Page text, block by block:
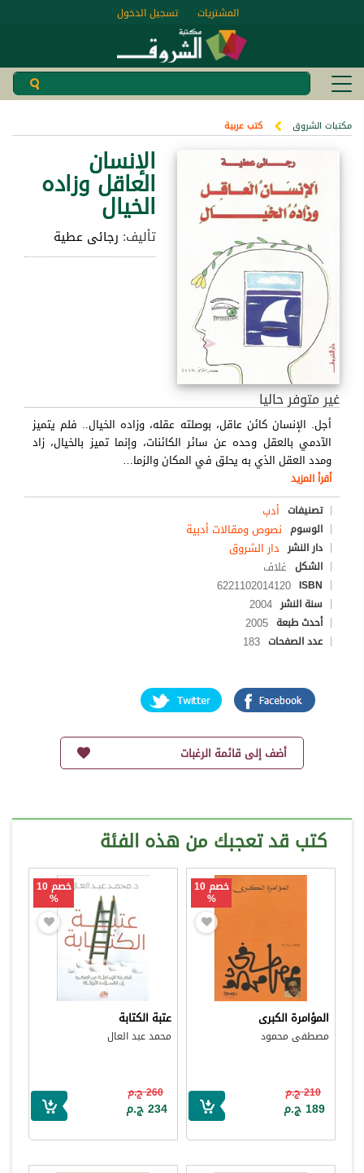
تسجيل الدخول المشتريات
مكتبات الشروق كتب عربية
الإنسان
العاقل وزاده
الخيال
تأليف: رجائى عطية
غير متوفر حاليا
أجل. الإنسان كائن عاقل، بوصلته عقله، وزاده الخيال.. فلم يتميز
الآدمي بالعقل وحده عن سائر الكائنات، وإنما تميز بالخيال، زاد
ومدد العقل الذي به يحلق في المكان والزما…
أقرأ المزيد
تصنيفات أدب
الوسوم نصوص ومقالات أدبية
دار النشر دار الشروق
الشكل غلاف
ISBN
6221102014120
سنة النشر 2004
أحدث طبعة 2005
عدد الصفحات 183
أضف إلى قائمة الرغبات
كتب قد تعجبك من هذه الفئة
خصم 10
%
المؤامرة الكبرى
مصطفى محمود
210 ج.م
189 ج.م
خصم 10
%
عتبة الكتابة
محمد عبد العال
260 ج.م
234 ج.م